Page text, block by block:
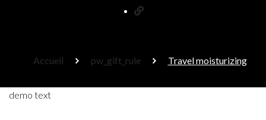
Accueil pw_gift_rule Travel moisturizing
demo text